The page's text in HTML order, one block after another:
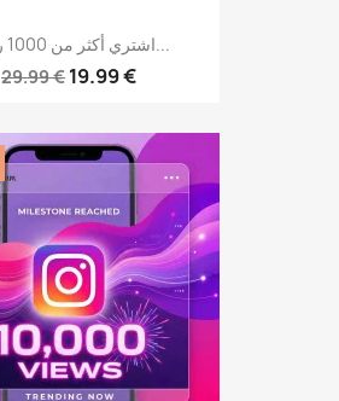
اشتري أكثر من 1000 رابطًا...
29.99 € 19.99 €